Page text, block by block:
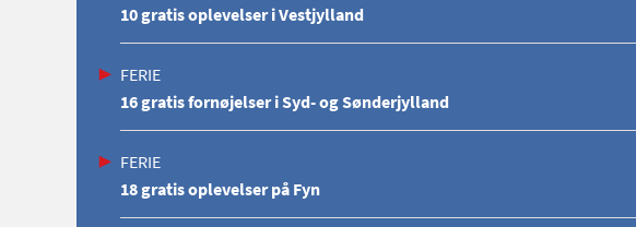
10 gratis oplevelser i Vestjylland
FERIE
16 gratis fornøjelser i Syd- og Sønderjylland
FERIE
18 gratis oplevelser på Fyn